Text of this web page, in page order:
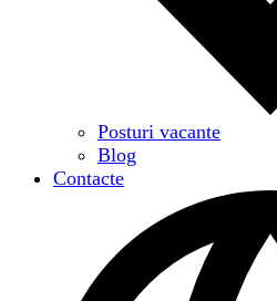
Posturi vacante
Blog
Contacte